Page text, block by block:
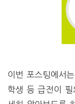
이번 포스팅에서
학생 등 급전이